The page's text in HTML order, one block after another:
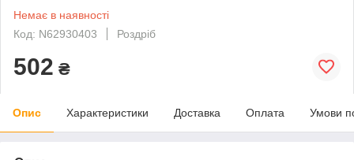
Немає в наявності
Код: N62930403
Роздріб
502 ₴
Опис Характеристики Доставка Оплата Умови